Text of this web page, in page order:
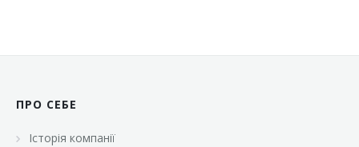
ПРО СЕБЕ
Історія компанії